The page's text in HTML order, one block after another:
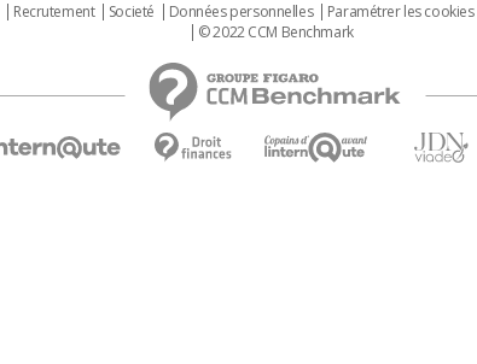
Recrutement Societé Données personnelles Paramétrer les cookies
© 2022 CCM Benchmark